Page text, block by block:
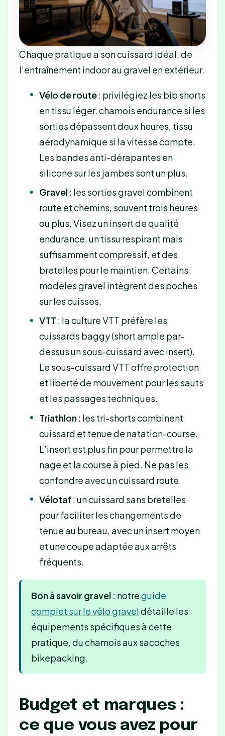
Chaque pratique a son cuissard idéal, de
l’entraînement indoor au gravel en extérieur.
Vélo de route: privilégiez les bib shorts
en tissu léger, chamois endurance si les
sorties dépassent deux heures, tissu
aérodynamique si la vitesse compte.
Les bandes anti-dérapantes en
silicone sur les jambes sont un plus.
Gravel: les sorties gravel combinent
route et chemins, souvent trois heures
ou plus. Visez un insert de qualité
endurance, un tissu respirant mais
suffisamment compressif, et des
bretelles pour le maintien. Certains
modèles gravel intègrent des poches
sur les cuisses.
VTT : la culture VTT préfère les
cuissards baggy (short ample par-
dessus un sous-cuissard avec insert).
Le sous-cuissard VTT offre protection
et liberté de mouvement pour les sauts
et les passages techniques.
Triathlon: les tri-shorts combinent
cuissard et tenue de natation-course.
L’insert est plus fin pour permettre la
nage et la course à pied. Ne pas les
confondre avec un cuissard route.
Vélotaf : un cuissard sans bretelles
pour faciliter les changements de
tenue au bureau, avec un insert moyen
et une coupe adaptée aux arrêts
fréquents.
Bon à savoir gravel : notreguide
complet sur le vélo graveldétaille les
équipements spécifiques à cette
pratique, du chamois aux sacoches
bikepacking.
Budget et marques :
ce que vous avez pour